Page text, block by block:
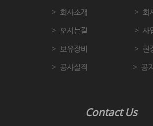
회사소개
회
오시는길
사
보유장비
현
공사실적
공
Contact Us